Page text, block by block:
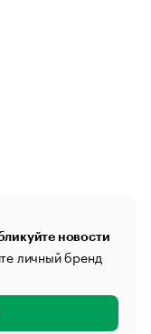
новости
личный бренд